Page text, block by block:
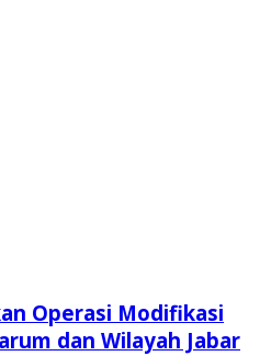
Operasi Modifikasi
dan Wilayah Jabar